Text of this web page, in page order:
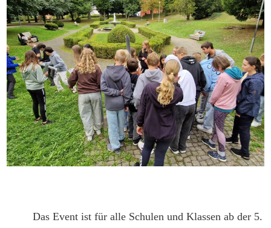
Das Event ist für alle Schulen und Klassen ab der 5.